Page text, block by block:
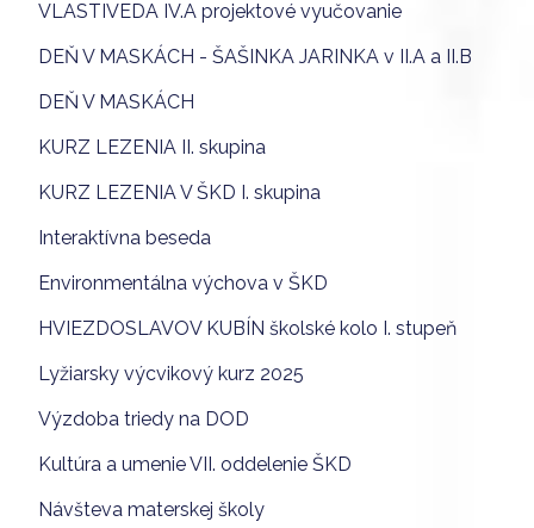
VLASTIVEDA IV.A projektové vyučovanie
DEŇ V MASKÁCH - ŠAŠINKA JARINKA v II.A a II.B
DEŇ V MASKÁCH
KURZ LEZENIA II. skupina
KURZ LEZENIA V ŠKD I. skupina
Interaktívna beseda
Environmentálna výchova v ŠKD
HVIEZDOSLAVOV KUBÍN školské kolo I. stupeň
Lyžiarsky výcvikový kurz 2025
Výzdoba triedy na DOD
Kultúra a umenie VII. oddelenie ŠKD
Návšteva materskej školy